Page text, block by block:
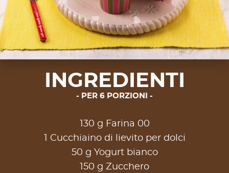
INGREDIENTI
PER 6 PORZIONI
130 g Farina 00
1 Cucchiaino di lievito per dolci
50 g Yogurt bianco
150 g Zucchero